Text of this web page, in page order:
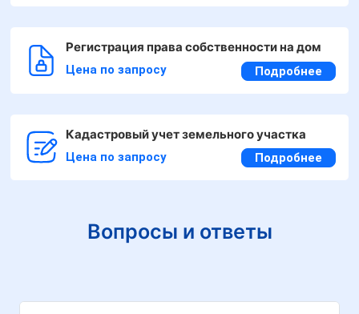
Регистрация права собственности на дом
Цена по запросу Подробнее
Кадастровый учет земельного участка
Цена по запросу Подробнее
Вопросы и ответы